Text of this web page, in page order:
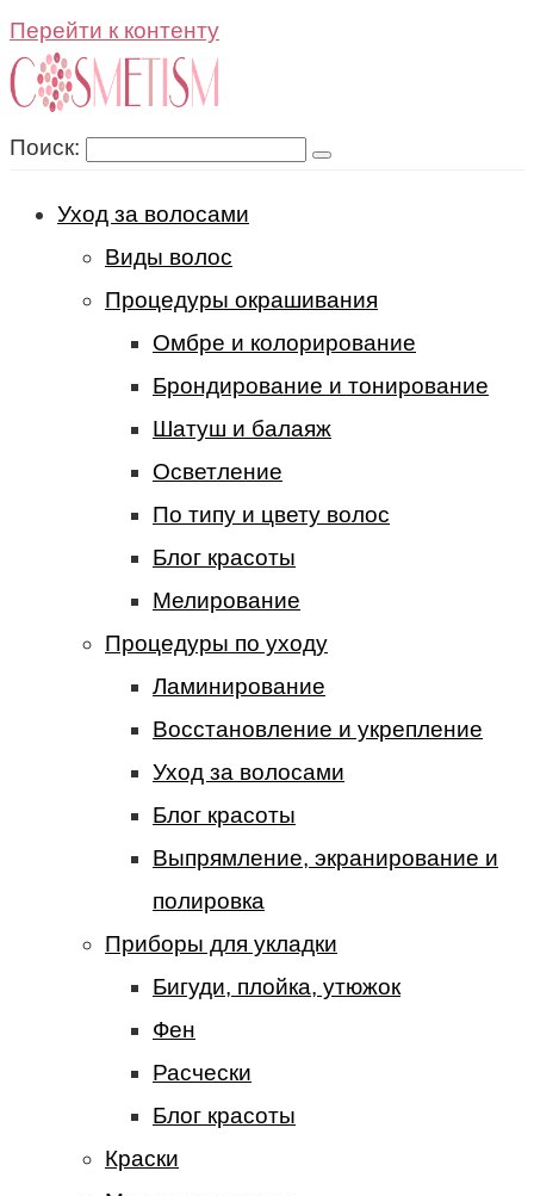
Перейти к контенту
Поиск:
Уход за волосами
Виды волос
Процедуры окрашивания
Омбре и колорирование
Брондирование и тонирование
Шатуш и балаяж
Осветление
По типу и цвету волос
Блог красоты
Мелирование
Процедуры по уходу
Ламинирование
Восстановление и укрепление
Уход за волосами
Блог красоты
Выпрямление, экранирование и
полировка
Приборы для укладки
Бигуди, плойка, утюжок
Фен
Расчески
Блог красоты
Краски